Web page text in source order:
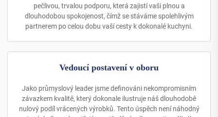
pečlivou, trvalou podporu, která zajistí vaši plnou a
dlouhodobou spokojenost, čímž se stáváme spolehlivým
partnerem po celou dobu vaší cesty k dokonalé kuchyni.
Vedoucí postavení v oboru
Jako průmyslový leader jsme definováni nekompromisním
závazkem kvalitě, který dokonale ilustruje náš dlouhodobě
nulový podíl vrácených výrobků. Tento úspěch není náhodný